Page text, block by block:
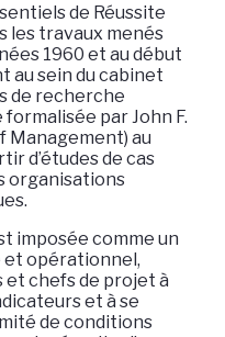
de Réussite
les travaux menés
1960 et au début
au sein du cabinet
de recherche
formalisée par John F.
Management) au
d’études de cas
organisations
imposée comme un
opérationnel,
et chefs de projet à
et à se
de conditions